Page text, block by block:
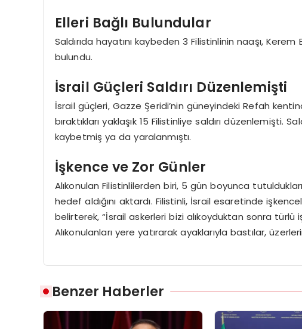
Elleri Bağlı Bulundular
Saldırıda hayatını kaybeden 3 Filistinlinin naaşı, Kerem
bulundu.
İsrail Güçleri Saldırı Düzenlemişti
İsrail güçleri, Gazze Şeridi’nin güneyindeki Refah
bıraktıkları yaklaşık 15 Filistinliye saldırı düzenlemişti.
kaybetmiş ya da yaralanmıştı.
İşkence ve Zor Günler
Alıkonulan Filistinlilerden biri, 5 gün boyunca
hedef aldığını aktardı. Filistinli, İsrail esaretinde
belirterek, “İsrail askerleri bizi alıkoyduktan sonra türlü
Alıkonulanları yere yatırarak ayaklarıyla bastılar,
Benzer Haberler